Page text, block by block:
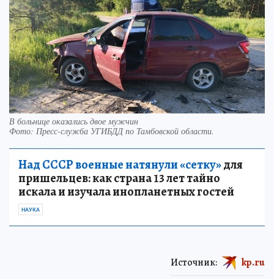
В больнице оказались двое мужчин
Фото: Пресс-служба УГИБДД по Тамбовской области.
Над СССР военные натянули «сетку»для
пришельцев: как страна 13 лет тайно
искала и изучала инопланетных гостей
НАУКА
Источник: kp.ru